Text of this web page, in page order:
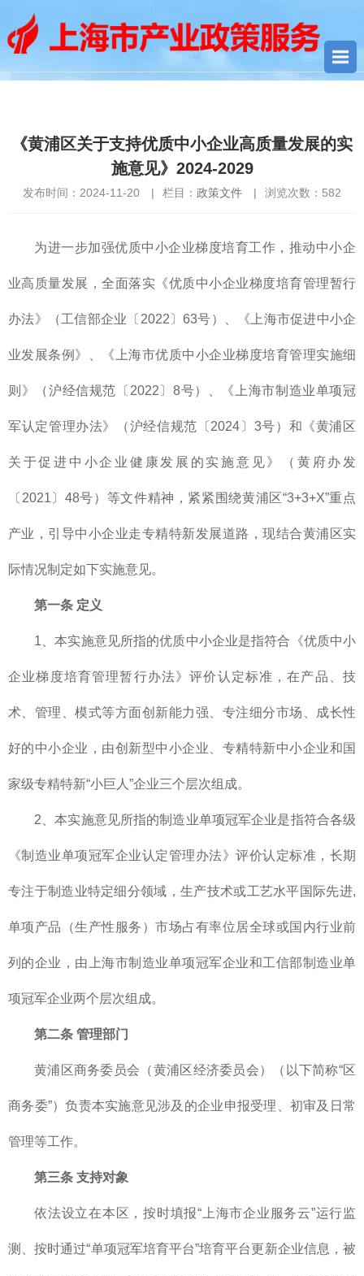
《黄浦区关于支持优质中小企业高质量发展的实
施意见》2024-2029
发布时间：2024-11-20 | 栏目： 政策文件 | 浏览次数： 582
为进一步加强优质中小企业梯度培育工作，推动中小企
业高质量发展，全面落实《优质中小企业梯度培育管理暂行
办法》（工信部企业〔2022〕63号）、《上海市促进中小企
业发展条例》、《上海市优质中小企业梯度培育管理实施细
则》（沪经信规范〔2022〕8号）、《上海市制造业单项冠
军认定管理办法》（沪经信规范〔2024〕3号）和《黄浦区
关于促进中小企业健康发展的实施意见》（黄府办发
〔2021〕48号）等文件精神，紧紧围绕黄浦区“3+3+X”重点
产业，引导中小企业走专精特新发展道路，现结合黄浦区实
际情况制定如下实施意见。
第一条 定义
1、本实施意见所指的优质中小企业是指符合《优质中小
企业梯度培育管理暂行办法》评价认定标准，在产品、技
术、管理、模式等方面创新能力强、专注细分市场、成长性
好的中小企业，由创新型中小企业、专精特新中小企业和国
家级专精特新“小巨人”企业三个层次组成。
2、本实施意见所指的制造业单项冠军企业是指符合各级
《制造业单项冠军企业认定管理办法》评价认定标准，长期
专注于制造业特定细分领域，生产技术或工艺水平国际先进,
单项产品（生产性服务）市场占有率位居全球或国内行业前
列的企业，由上海市制造业单项冠军企业和工信部制造业单
项冠军企业两个层次组成。
第二条 管理部门
黄浦区商务委员会（黄浦区经济委员会）（以下简称“区
商务委”）负责本实施意见涉及的企业申报受理、初审及日常
管理等工作。
第三条 支持对象
依法设立在本区，按时填报“上海市企业服务云”运行监
测、按时通过“单项冠军培育平台”培育平台更新企业信息，被